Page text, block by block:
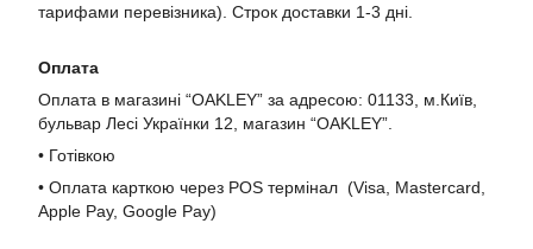
тарифами перевізника). Строк доставки 1-3 дні.
Оплата
Оплата в магазині “OAKLEY” за адресою: 01133, м.Київ,
бульвар Лесі Українки 12, магазин “OAKLEY”.
• Готівкою
• Оплата карткою через POS термінал (Visa, Mastercard,
Apple Pay, Google Pay)